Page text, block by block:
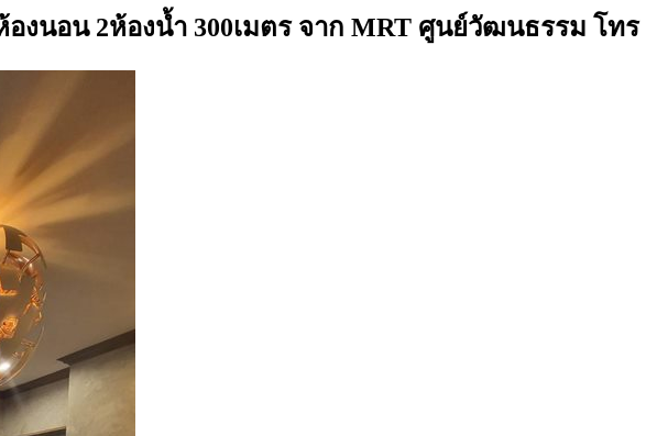
นอน 2ห้องน้ำ 300เมตร จาก MRT ศูนย์วัฒนธรรม โทร